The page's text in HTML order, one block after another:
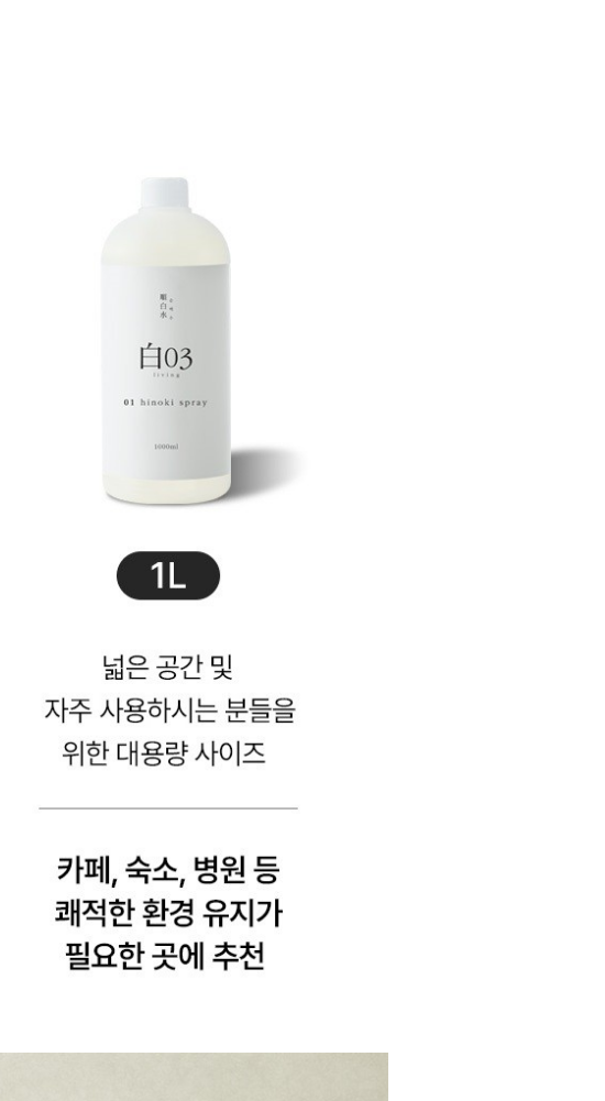
균 소독제 500ml 2
습니다.
상품이 제공되며, 재고 소진
니다.
소진 등으로 증정상품이 제공